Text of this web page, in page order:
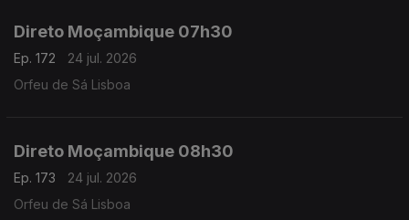
Direto Moçambique 07h30
Ep. 172
24 jul. 2026
Orfeu de Sá Lisboa
Direto Moçambique 08h30
Ep. 173
24 jul. 2026
Orfeu de Sá Lisboa